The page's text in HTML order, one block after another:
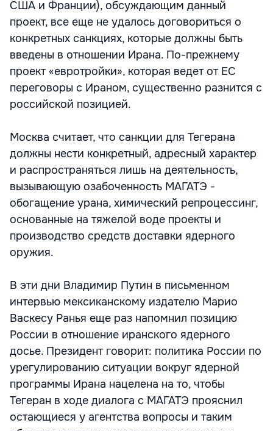
США и Франции), обсуждающим данный
проект, все еще не удалось договориться о
конкретных санкциях, которые должны быть
введены в отношении Ирана. По-прежнему
проект «евротройки», которая ведет от ЕС
переговоры с Ираном, существенно разнится с
российской позицией.
Москва считает, что санкции для Тегерана
должны нести конкретный, адресный характер
и распространяться лишь на деятельность,
вызывающую озабоченность МАГАТЭ -
обогащение урана, химический репроцессинг,
основанные на тяжелой воде проекты и
производство средств доставки ядерного
оружия.
В эти дни Владимир Путин в письменном
интервью мексиканскому издателю Марио
Васкесу Ранья еще раз напомнил позицию
России в отношение иранского ядерного
досье. Президент говорит: политика России по
урегулированию ситуации вокруг ядерной
программы Ирана нацелена на то, чтобы
Тегеран в ходе диалога с МАГАТЭ прояснил
остающиеся у агентства вопросы и таким